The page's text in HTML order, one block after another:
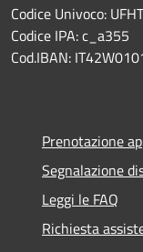
Codice Univoco:
Codice IPA: c_a355
Cod.IBAN:
Prenotazione
Segnalazione
Leggi le FAQ
Richiesta